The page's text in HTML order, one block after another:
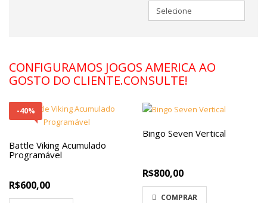
CONFIGURAMOS JOGOS AMERICA AO
GOSTO DO CLIENTE.CONSULTE!
-40%
Battle Viking Acumulado
Programável
R$600,00
Bingo Seven Vertical
R$800,00
COMPRAR